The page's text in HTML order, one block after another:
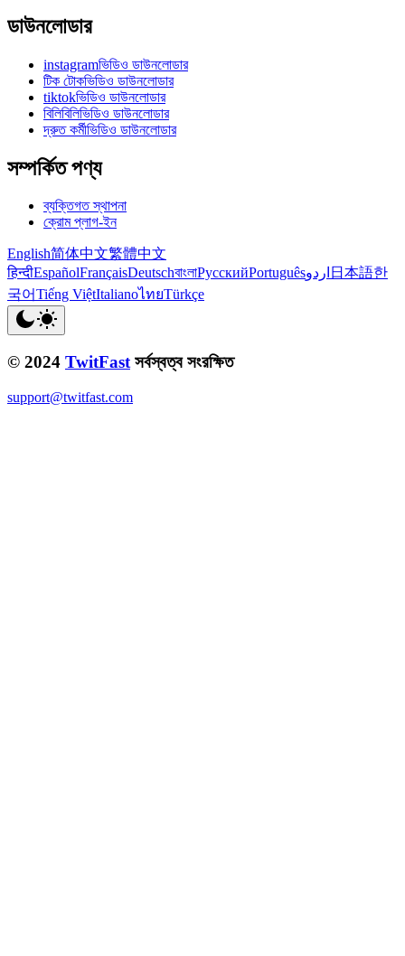
ডাউনলোডার
instagramভিডিও ডাউনলোডার
টিক টোকভিডিও ডাউনলোডার
tiktokভিডিও ডাউনলোডার
বিলিবিলিভিডিও ডাউনলোডার
দ্রুত কর্মীভিডিও ডাউনলোডার
সম্পর্কিত পণ্য
ব্যক্তিগত স্থাপনা
ক্রোম প্লাগ-ইন
English简体中文繁體中文
हिन्दीEspañolFrançaisDeutschবাংলাРусскийPortuguêsاردو 日本語한
국어Tiếng ViệtItalianoไทยTürkçe
© 2024 TwitFast সর্বস্বত্ব সংরক্ষিত
support@twitfast.com